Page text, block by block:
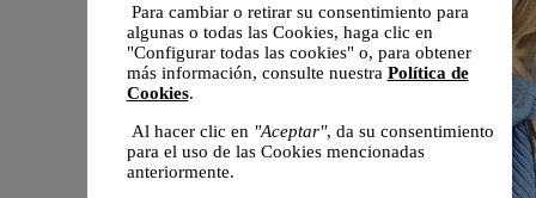
Para cambiar o retirar su consentimiento para
algunas o todas las Cookies, haga clic en
"Configurar todas las cookies" o, para obtener
más información, consulte nuestra Política de
Cookies.
Al hacer clic en "Aceptar", da su consentimiento
para el uso de las Cookies mencionadas
anteriormente.